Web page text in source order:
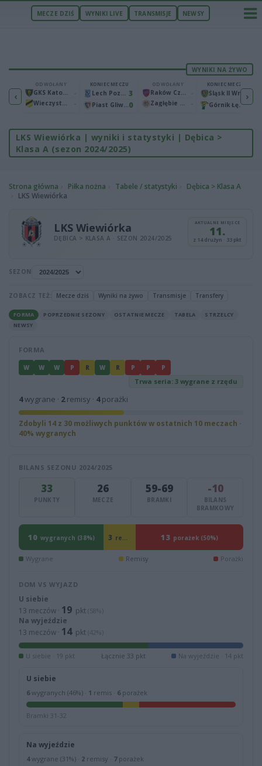
MECZE DZIŚ WYNIKI LIVE TRANSMISJE NEWSY
WYNIKI NA ŻYWO
‹
Warta Poznań 2
ODWOŁANY
GKS Katowice
Wieczysta Kraków
KONIEC MECZU
Lech Poznań 3
Piast Gliwice0
ODWOŁANY
Raków Częstochowa
Zagłębie Lubin
KONIEC MECZU
2
Górnik Łęczna 0
›
LKS Wiewiórka | wyniki i statystyki | Dębica >
Klasa A (sezon 2024/2025)
Strona główna Piłka nożna Tabele / statystyki
Dębica > Klasa A
LKS Wiewiórka
LKS Wiewiórka
DĘBICA > KLASA A · SEZON 2024/2025
AKTUALNE MIEJSCE
11.
z 14 drużyn · 33 pkt
SEZON
ZOBACZ TEŻ: Mecze dziś Wyniki na żywo Transmisje Transfery
FORMA POPRZEDNIE SEZONY OSTATNIE MECZE TABELA
STRZELCY
NEWSY
FORMA
W W W P R W R P P P
Trwa seria: 3 wygrane z rzędu
4wygrane · 2remisy · 4porażki
Zdobyli 14 z 30 możliwych punktów w ostatnich 10 meczach ·
40% wygranych
BILANS SEZONU 2024/2025
33
PUNKTY
26
MECZE
59-69
BRAMKI
-10
BILANS
BRAMKOWY
10 wygranych (38%) 3 remisy (12%) 13 porażek (50%)
Wygrane Remisy Porażki
DOM VS WYJAZD
U siebie
13 meczów · 19 pkt (58%)
Na wyjeździe
13 meczów · 14 pkt (42%)
U siebie · 19 pkt Łącznie 33 pkt Na wyjeździe · 14 pkt
U siebie
6wygranych (46%) · 1 remis · 6porażek
Bramki 31-32
Na wyjeździe
4wygrane (31%) · 2 remisy · 7porażek